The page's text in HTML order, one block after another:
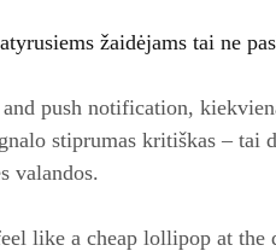
žaidėjams tai ne
push notification,
stiprumas kritiškas – tai
valandos.
like a cheap lollipop at